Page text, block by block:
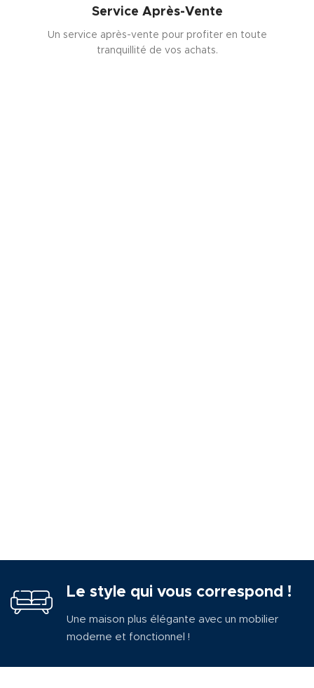
Service Après-Vente
Un service après-vente pour profiter en toute
tranquillité de vos achats.
Le style qui vous correspond !
Une maison plus élégante avec un mobilier
moderne et fonctionnel !